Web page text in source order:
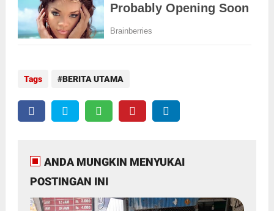
Tags BERITA UTAMA
ANDA MUNGKIN MENYUKAI
POSTINGAN INI